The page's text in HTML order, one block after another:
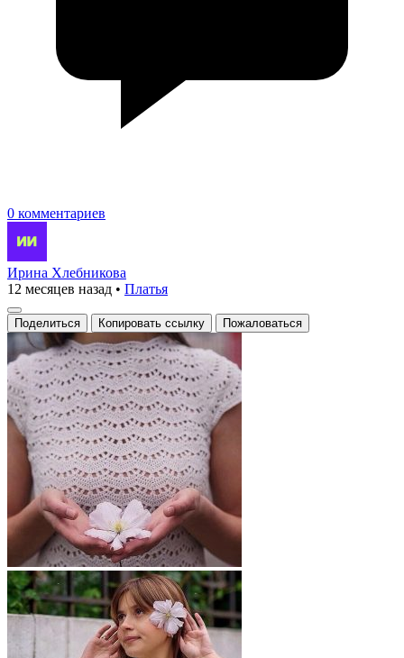
0 комментариев
Ирина Хлебникова
12 месяцев назад • Платья
Поделиться Копировать ссылку Пожаловаться